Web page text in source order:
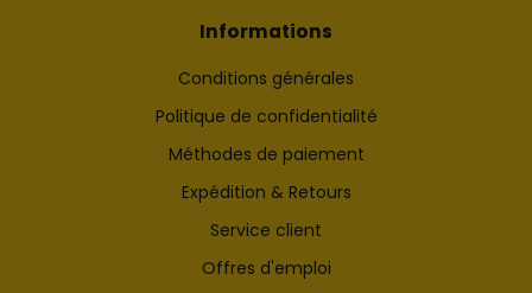
Informations
Conditions générales
Politique de confidentialité
Méthodes de paiement
Expédition & Retours
Service client
Offres d'emploi